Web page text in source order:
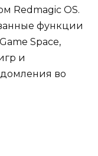
Redmagic OS.
функции
Space,
и
во